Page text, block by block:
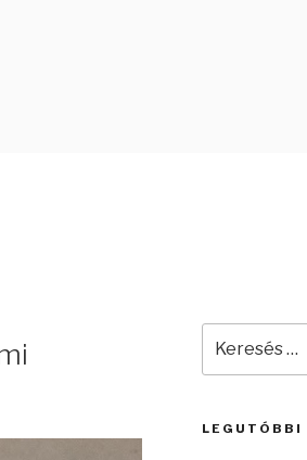
következő
LEGUTÓBBI